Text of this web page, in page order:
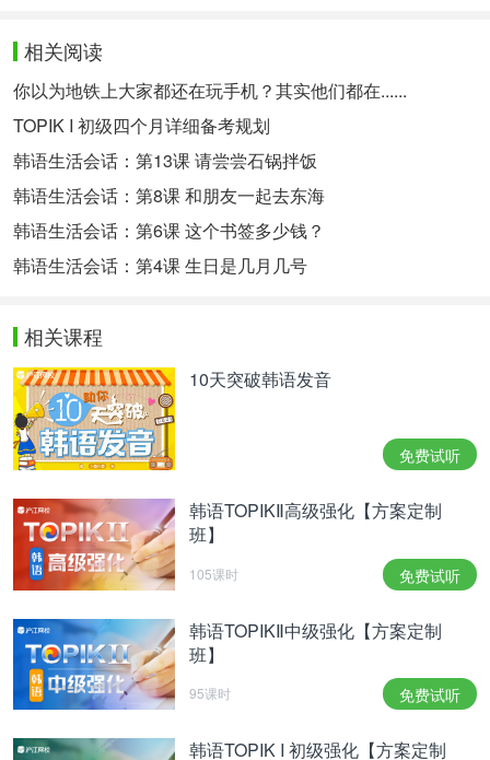
相关阅读
你以为地铁上大家都还在玩手机？其实他们都在......
TOPIK I 初级四个月详细备考规划
韩语生活会话：第13课 请尝尝石锅拌饭
韩语生活会话：第8课 和朋友一起去东海
韩语生活会话：第6课 这个书签多少钱？
韩语生活会话：第4课 生日是几月几号
相关课程
10天突破韩语发音
免费试听
韩语TOPIKⅡ高级强化【方案定制
班】
105课时 免费试听
韩语TOPIKⅡ中级强化【方案定制
班】
95课时 免费试听
韩语TOPIK I 初级强化【方案定制